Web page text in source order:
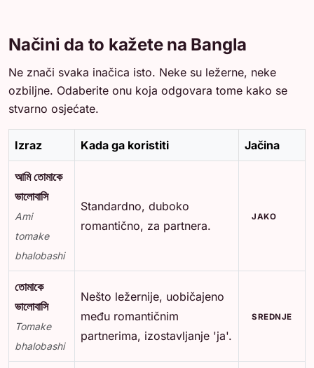
Načini da to kažete na Bangla
Ne znači svaka inačica isto. Neke su ležerne, neke
ozbiljne. Odaberite onu koja odgovara tome kako se
stvarno osjećate.
Izraz Kada ga koristiti Jačina
আমি তোমাকে
ভালোবাসি
Ami
tomake
bhalobashi
Standardno, duboko
romantično, za partnera.
JAKO
তোমাকে
ভালোবাসি
Tomake
bhalobashi
Nešto ležernije, uobičajeno
među romantičnim
partnerima, izostavljanje 'ja'.
SREDNJE